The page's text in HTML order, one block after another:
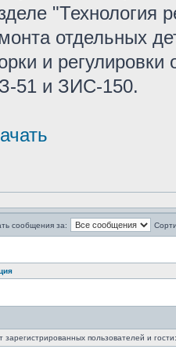
"Технология
отдельных
и регулировки
51 и ЗИС-150.
сообщения за:
пользователей и